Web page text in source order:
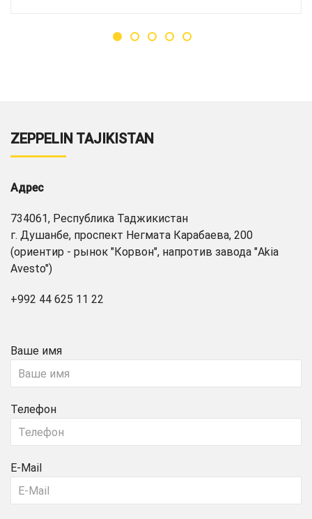
ZEPPELIN TAJIKISTAN
Адрес
734061, Республика Таджикистан
г. Душанбе, проспект Негмата Карабаева, 200
(ориентир - рынок "Корвон", напротив завода "Akia
Avesto")
+992 44 625 11 22
Ваше имя
Телефон
E-Mail